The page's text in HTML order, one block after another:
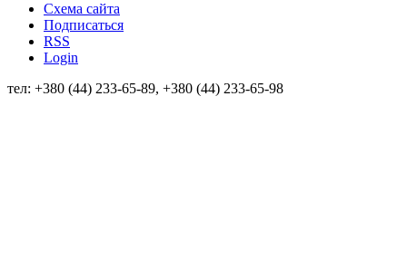
Схема сайта
Подписаться
RSS
Login
тел: +380 (44) 233-65-89, +380 (44) 233-65-98